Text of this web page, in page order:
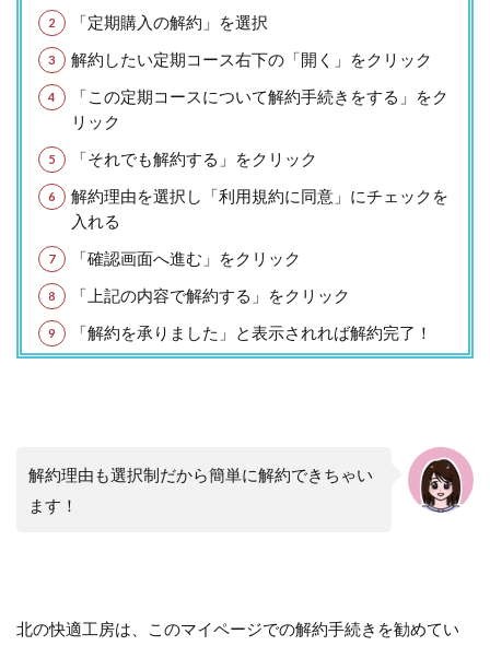
「定期購入の解約」を選択
解約したい定期コース右下の「開く」をクリック
「この定期コースについて解約手続きをする」をク
リック
「それでも解約する」をクリック
解約理由を選択し「利用規約に同意」にチェックを
入れる
「確認画面へ進む」をクリック
「上記の内容で解約する」をクリック
「解約を承りました」と表示されれば解約完了！
解約理由も選択制だから簡単に解約できちゃい
ます！
北の快適工房は、このマイページでの解約手続きを勧めてい